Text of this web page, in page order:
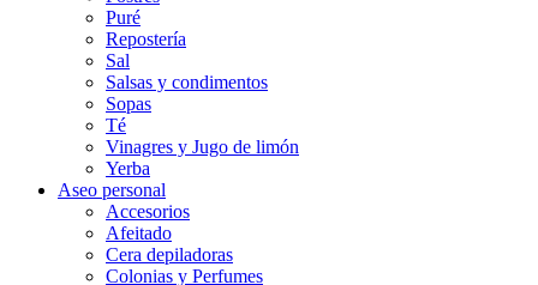
Puré
Repostería
Sal
Salsas y condimentos
Sopas
Té
Vinagres y Jugo de limón
Yerba
Aseo personal
Accesorios
Afeitado
Cera depiladoras
Colonias y Perfumes